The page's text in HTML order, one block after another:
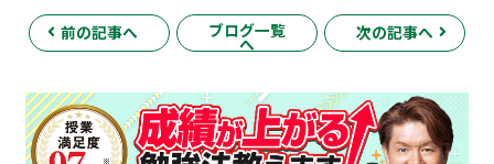
前の記事へ ブログ一覧
へ
次の記事へ